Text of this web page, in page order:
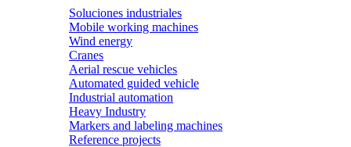
Soluciones industriales
Mobile working machines
Wind energy
Cranes
Aerial rescue vehicles
Automated guided vehicle
Industrial automation
Heavy Industry
Markers and labeling machines
Reference projects